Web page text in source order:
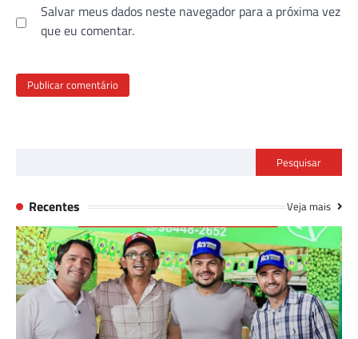
Salvar meus dados neste navegador para a próxima vez
que eu comentar.
Pesquisar
Recentes Veja mais